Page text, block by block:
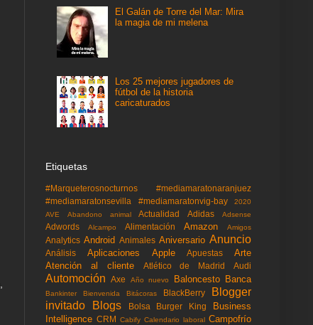
El Galán de Torre del Mar: Mira
la magia de mi melena
Los 25 mejores jugadores de
fútbol de la historia
caricaturados
Etiquetas
#Marqueterosnocturnos
#mediamaratonaranjuez
#mediamaratonsevilla
#mediamaratonvig-bay
2020
AVE
Abandono animal Actualidad Adidas Adsense
Adwords Alcampo Alimentación Amazon Amigos
Analytics Android Animales Aniversario Anuncio
Análisis Aplicaciones Apple Apuestas
Arte
Atención al cliente
Atlético de Madrid Audi
Automoción Axe Año nuevo Baloncesto Banca
Bankinter Bienvenida Bitácoras BlackBerry
Blogger
invitado
Blogs Bolsa Burger King
Business
Intelligence CRM Cabify Calendario laboral Campofrío